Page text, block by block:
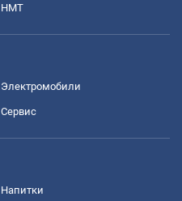
НМТ
Электромобили
Сервис
Напитки